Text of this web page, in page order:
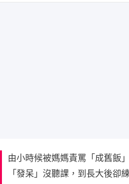
由小時候被媽媽責罵「成舊飯
「發呆」沒聽課，到長大後卻